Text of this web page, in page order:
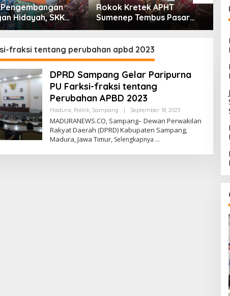
Hidayah, SKK
North Madura II
Sampang
Rokok Kretek APHT
Sumenep Tembus Pasar
Indonesia Timur
fraksi tentang perubahan apbd 2023
DPRD Sampang Gelar Paripurna
PU Farksi-fraksi tentang
Perubahan APBD 2023
Madura, Politik, Sampang September 18, 2023Oleh
MADURANEWS.CO, Sampang– Dewan Perwakilan
Rakyat Daerah (DPRD) Kabupaten Sampang,
Madura, Jawa Timur, Selengkapnya